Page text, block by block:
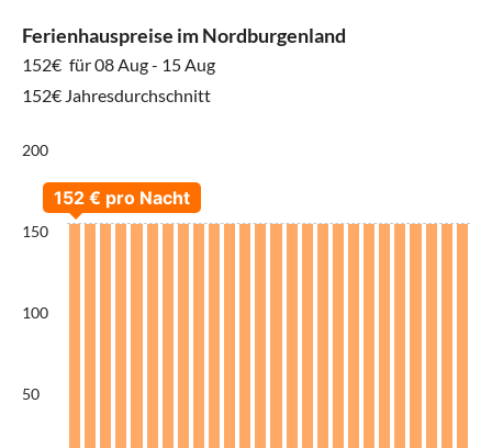
Ferienhauspreise im Nordburgenland
152€ für 08 Aug - 15 Aug
152€ Jahresdurchschnitt
200
150
100
50